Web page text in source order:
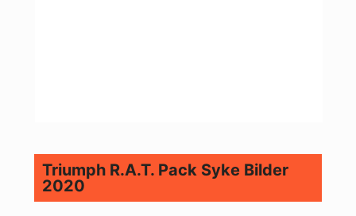
Triumph R.A.T. Pack Syke Bilder
2020